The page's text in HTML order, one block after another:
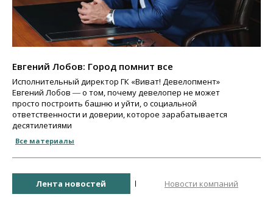
Евгений Лобов: Город помнит все
Исполнительный директор ГК «Виват! Девелопмент»
Евгений Лобов ― о том, почему девелопер не может
просто построить башню и уйти, о социальной
ответственности и доверии, которое зарабатывается
десятилетиями
Все материалы
Лента новостей Новости компаний